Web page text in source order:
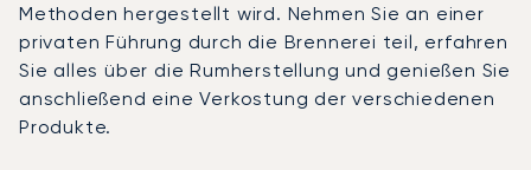
Methoden hergestellt wird. Nehmen Sie an einer
privaten Führung durch die Brennerei teil, erfahren
Sie alles über die Rumherstellung und genießen Sie
anschließend eine Verkostung der verschiedenen
Produkte.